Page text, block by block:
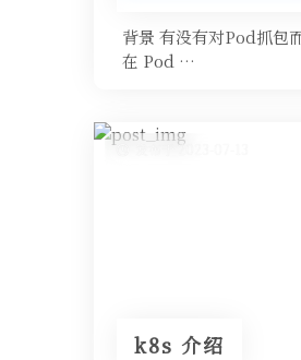
背景 有没有对Pod抓包
在 Pod …
发布于 2023-07-13
k8s 介绍